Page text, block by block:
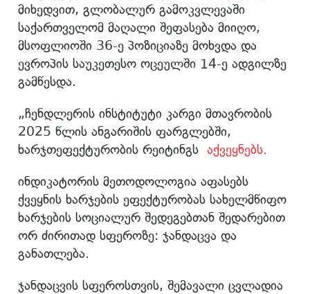
მიხედვით, გლობალურ გამოკვლევაში
საქართველომ მაღალი შეფასება მიიღო,
მსოფლიოში 36-ე პოზიციაზე მოხვდა და
ევროპის საუკეთესო ოცეულში 14-ე ადგილზე
გამწესდა.
„ჩენდლერის ინსტიტუტი კარგი მთავრობის
2025 წლის ანგარიშის ფარგლებში,
ხარჯთეფექტურობის რეიტინგს აქვეყნებს.
ინდიკატორის მეთოდოლოგია აფასებს
ქვეყნის ხარჯების ეფექტურობას სახელმწიფო
ხარჯების სოციალურ შედეგებთან შედარებით
ორ ძირითად სფეროზე: ჯანდაცვა და
განათლება.
ჯანდაცვის სფეროსთვის, შემავალი ცვლადია